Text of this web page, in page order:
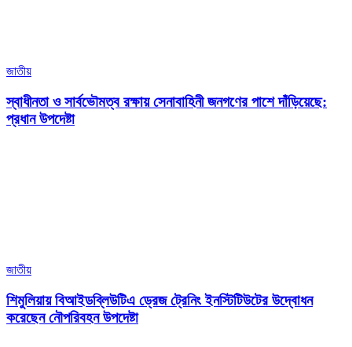
জাতীয়
স্বাধীনতা ও সার্বভৌমত্ব রক্ষায় সেনাবাহিনী জনগণের পাশে দাঁড়িয়েছে:
প্রধান উপদেষ্টা
জাতীয়
শিমুলিয়ায় বিআইডব্লিউটিএ ড্রেজ ট্রেনিং ইনস্টিটিউটের উদ্বোধন
করেছেন নৌপরিবহন উপদেষ্টা